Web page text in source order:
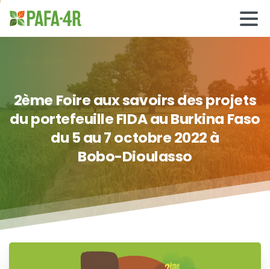
2èmeFoireauxsavoirs desprojets
duportefeuilleFIDAauBurkina Faso
du 5au7octobre2022à
Bobo-Dioulasso